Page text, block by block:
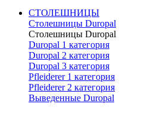
СТОЛЕШНИЦЫ
Столешницы Duropal
Столешницы Duropal
Duropal 1 категория
Duropal 2 категория
Duropal 3 категория
Pfleiderer 1 категория
Pfleiderer 2 категория
Выведенные Duropal